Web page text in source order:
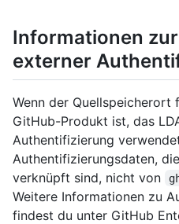
Informationen
externer
Wenn der Quellspeicherort
GitHub-Produkt ist, das
Authentifizierung
Authentifizierungsdaten,
verknüpft sind, nicht von
Weitere Informationen zu
findest du unter GitHub